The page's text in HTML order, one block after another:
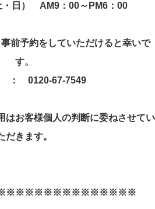
・日） AM9 ： 00～ PM6 ： 00
前予約をしていただけると幸いで
す。
： 0120-67-7549
はお客様個人の判断に委ねさせてい
だきます。